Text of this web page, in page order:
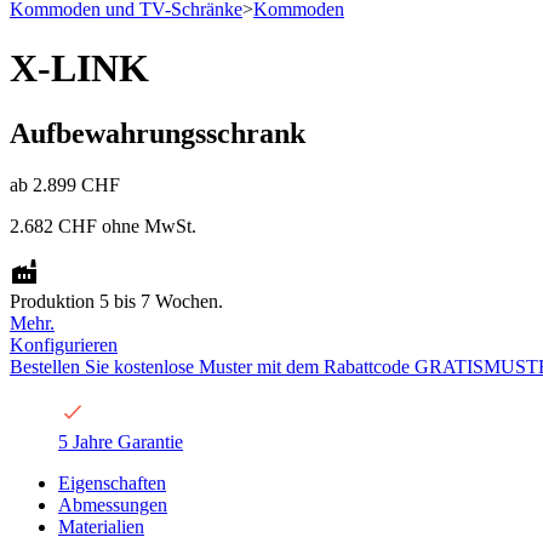
Kommoden und TV-Schränke>Kommoden
X-LINK
Aufbewahrungsschrank
ab 2.899 CHF
2.682 CHF ohne MwSt.
Produktion 5 bis 7 Wochen.
Mehr.
Konfigurieren
Bestellen Sie kostenlose Muster mit dem Rabattcode
5 Jahre Garantie
Eigenschaften
Abmessungen
Materialien